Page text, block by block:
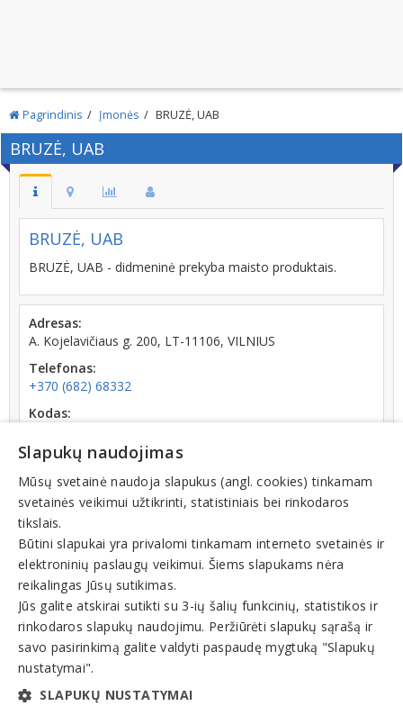
Pagrindinis Įmonės BRUZĖ, UAB
BRUZĖ, UAB
BRUZĖ, UAB
BRUZĖ, UAB - didmeninė prekyba maisto produktais.
Adresas:
A. Kojelavičiaus g. 200, LT-11106, VILNIUS
Telefonas:
+370 (682) 68332
Kodas:
Registracijos data:
1998-11-26
Teisinis statusas: išregistruotas (nuo 2023-10-11)
Veiklos sritys
Specializuota ir nespecializuota prekyba, parduotuvės
Slapukų naudojimas
Mūsų svetainė naudoja slapukus (angl. cookies) tinkamam
svetainės veikimui užtikrinti, statistiniais bei rinkodaros
tikslais.
Būtini slapukai yra privalomi tinkamam interneto svetainės ir
elektroninių paslaugų veikimui. Šiems slapukams nėra
reikalingas Jūsų sutikimas.
Jūs galite atskirai sutikti su 3-ių šalių funkcinių, statistikos ir
rinkodaros slapukų naudojimu. Peržiūrėti slapukų sąrašą ir
savo pasirinkimą galite valdyti paspaudę mygtuką "Slapukų
nustatymai".
SLAPUKŲ NUSTATYMAI